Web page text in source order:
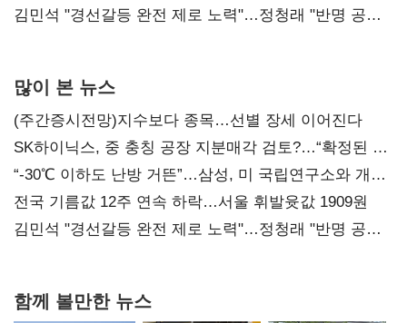
다툼 격화
김민석 "경선갈등 완전 제로 노력"…정청래 "반명 공세
많이 본 뉴스
(주간증시전망)지수보다 종목…선별 장세 이어진다
SK하이닉스, 중 충칭 공장 지분매각 검토?…“확정된 바
없어”
“-30℃ 이하도 난방 거뜬”…삼성, 미 국립연구소와 개발
협력
전국 기름값 12주 연속 하락…서울 휘발윳값 1909원
김민석 "경선갈등 완전 제로 노력"…정청래 "반명 공세
함께 볼만한 뉴스